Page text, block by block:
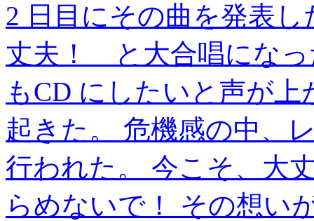
2 日目にその曲を発表
丈夫！ と大合唱になっ
もCD にしたいと声が
起きた。 危機感の中、
行われた。 今こそ、
らめないで！ その想い